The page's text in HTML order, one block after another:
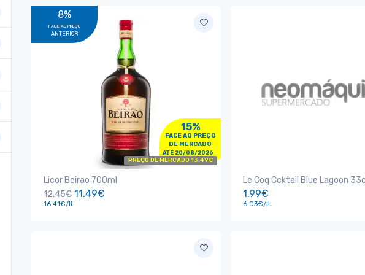
8%
FACE AO PREÇO
ANTERIOR
15%
FACE AO PREÇO
DE MERCADO
ATÉ 20/08/2026
PREÇO DE MERCADO 13.49€
Licor Beirao 700ml
12.45€ 11.49€
16.41€/lt
Le Coq Ccktail Blue Lagoon
1.99€
6.03€/lt